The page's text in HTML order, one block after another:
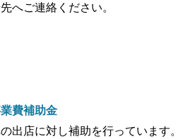
へご連絡ください。
費補助金
出店に対し補助を行っています。